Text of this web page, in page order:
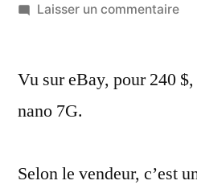
par
Laisser un commentairesur
Vu sur eBay, pour 240
nano 7G.
Selon le vendeur, c’est